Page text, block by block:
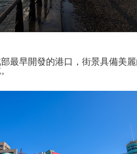
最早開發的港口，街景具備美